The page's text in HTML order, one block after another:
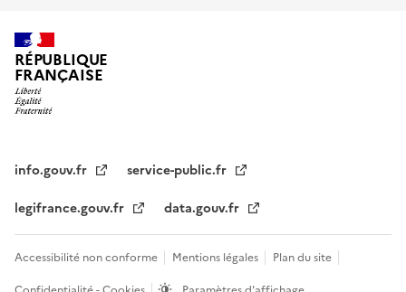
RÉPUBLIQUE
FRANÇAISE
info.gouv.fr
service-public.fr
legifrance.gouv.fr
data.gouv.fr
Accessibilité non conforme Mentions légales
Plan du site